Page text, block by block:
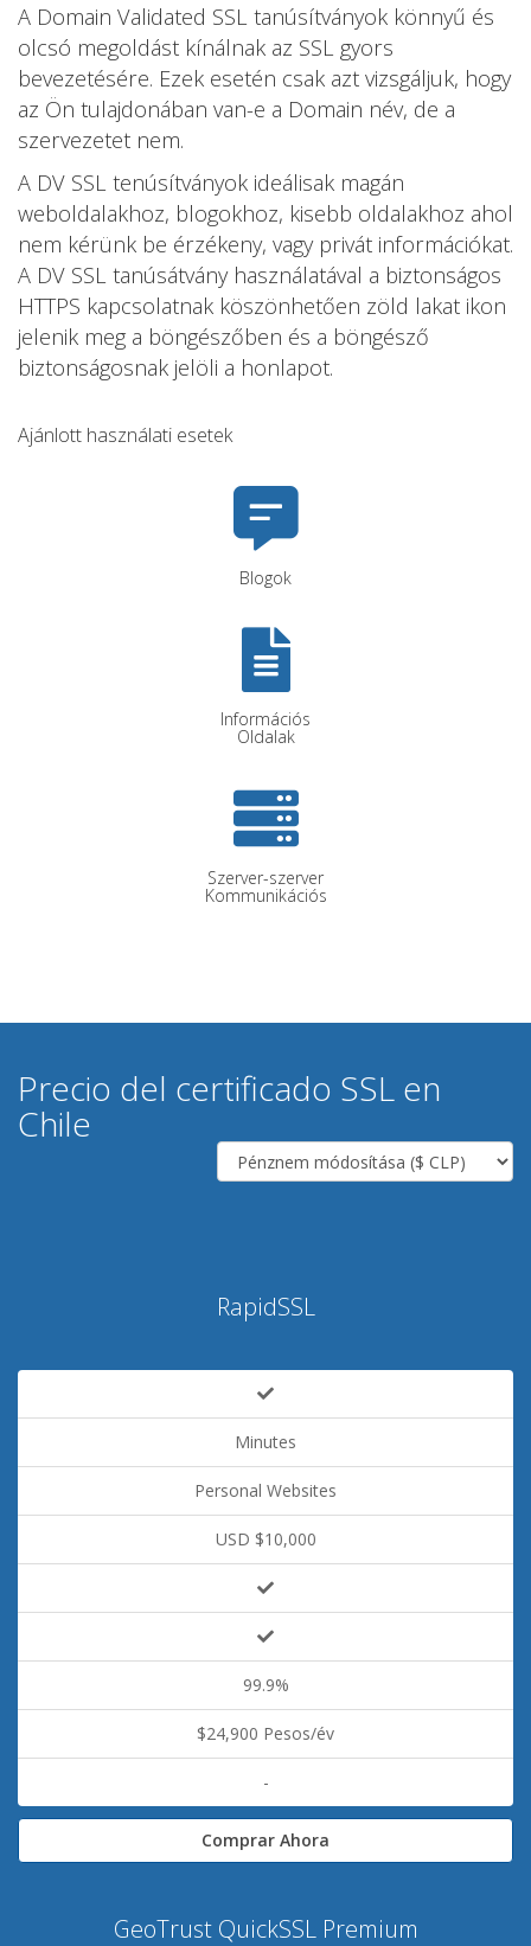
A Domain Validated SSL tanúsítványok könnyű és
olcsó megoldást kínálnak az SSL gyors
bevezetésére. Ezek esetén csak azt vizsgáljuk, hogy
az Ön tulajdonában van-e a Domain név, de a
szervezetet nem.
A DV SSL tenúsítványok ideálisak magán
weboldalakhoz, blogokhoz, kisebb oldalakhoz ahol
nem kérünk be érzékeny, vagy privát információkat.
A DV SSL tanúsátvány használatával a biztonságos
HTTPS kapcsolatnak köszönhetően zöld lakat ikon
jelenik meg a böngészőben és a böngésző
biztonságosnak jelöli a honlapot.
Ajánlott használati esetek
Blogok
Információs
Oldalak
Szerver-szerver
Kommunikációs
Precio del certificado SSL en
Chile
RapidSSL
Minutes
Personal Websites
USD $10,000
99.9%
$24,900 Pesos/év
-
Comprar Ahora
GeoTrust QuickSSL Premium